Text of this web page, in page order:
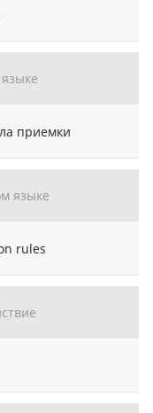
приемки
языке
rules